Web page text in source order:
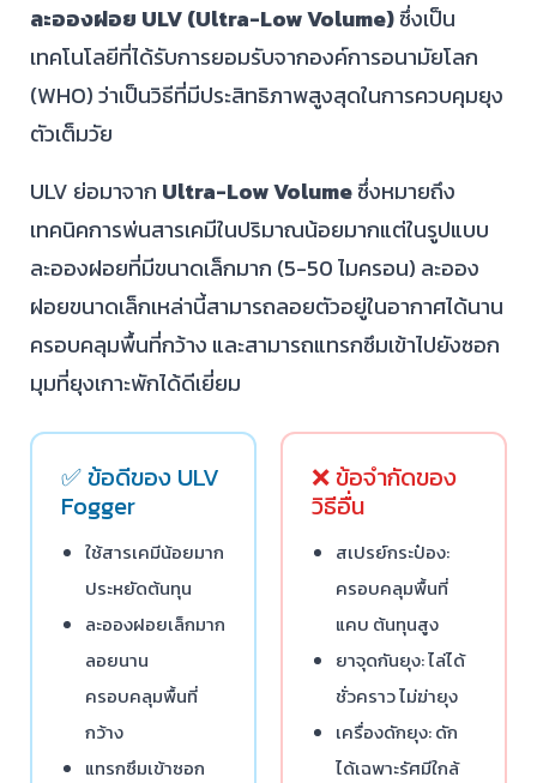
ละอองฝอย ULV (Ultra-Low Volume)ซึ่งเป็น
เทคโนโลยีที่ได้รับการยอมรับจากองค์การอนามัยโลก
(WHO) ว่าเป็นวิธีที่มีประสิทธิภาพสูงสุดในการควบคุมยุง
ตัวเต็มวัย
ULV ย่อมาจาก Ultra-Low Volumeซึ่งหมายถึง
เทคนิคการพ่นสารเคมีในปริมาณน้อยมากแต่ในรูปแบบ
ละอองฝอยที่มีขนาดเล็กมาก (5-50 ไมครอน) ละออง
ฝอยขนาดเล็กเหล่านี้สามารถลอยตัวอยู่ในอากาศได้นาน
ครอบคลุมพื้นที่กว้าง และสามารถแทรกซึมเข้าไปยังซอก
มุมที่ยุงเกาะพักได้ดีเยี่ยม
✅ ข้อดีของ ULV
Fogger
ใช้สารเคมีน้อยมาก
ประหยัดต้นทุน
ละอองฝอยเล็กมาก
ลอยนาน
ครอบคลุมพื้นที่
กว้าง
แทรกซึมเข้าซอก
❌ ข้อจำกัดของ
วิธีอื่น
สเปรย์กระป๋อง:
ครอบคลุมพื้นที่
แคบ ต้นทุนสูง
ยาจุดกันยุง: ไล่ได้
ชั่วคราว ไม่ฆ่ายุง
เครื่องดักยุง: ดัก
ได้เฉพาะรัศมีใกล้